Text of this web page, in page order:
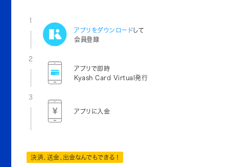
1
アプリをダウンロードして
会員登録
2
アプリで即時
Kyash Card Virtual発行
3
アプリに入金
決済、送金、出金なんでもできる！